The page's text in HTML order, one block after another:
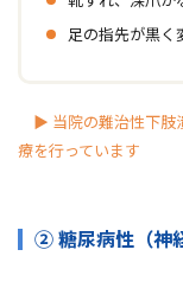
足の指先が黒く
▶ 当院の難治性下肢
療を行っています
② 糖尿病性（神